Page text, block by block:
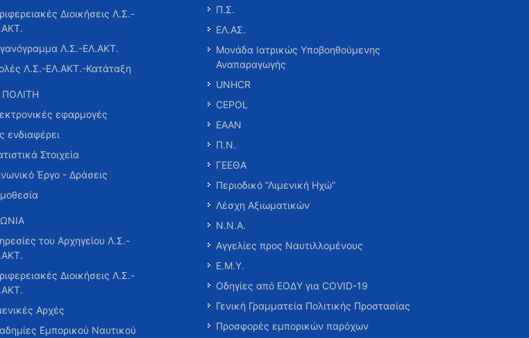
Διοικήσεις Λ.Σ.-
Λ.Σ.-ΕΛ.ΑΚΤ.
Λ.Σ.-ΕΛ.ΑΚΤ.-Κατάταξη
ΠΟΛΙΤΗ
εφαρμογές
ενδιαφέρει
Στοιχεία
Έργο - Δράσεις
του Αρχηγείου Λ.Σ.-
Διοικήσεις Λ.Σ.-
Αρχές
Εμπορικού Ναυτικού
Π.Σ.
ΕΛ.ΑΣ.
Μονάδα Ιατρικώς Υποβοηθούμενης
Αναπαραγωγής
UNHCR
CEPOL
ΕΑΑΝ
Π.Ν.
ΓΕΕΘΑ
Περιοδικό “Λιμενική Ηχώ”
Λέσχη Αξιωματικών
Ν.Ν.Α.
Αγγελίες προς Ναυτιλλομένους
Ε.Μ.Υ.
Οδηγίες από ΕΟΔΥ για COVID-19
Γενική Γραμματεία Πολιτικής Προστασίας
Προσφορές εμπορικών παρόχων